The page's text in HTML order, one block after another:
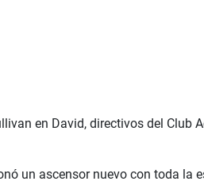
en David, directivos del Club
un ascensor nuevo con toda